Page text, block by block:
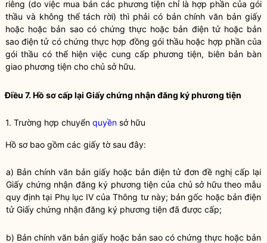
riêng (do việc mua bán các phương tiện chỉ là hợp phần của gói
thầu và không thể tách rời) thì phải có bản chính văn bản giấy
hoặc hoặc bản sao có chứng thực hoặc bản điện tử hoặc bản
sao điện tử có chứng thực hợp đồng gói thầu hoặc hợp phần của
gói thầu có thể hiện việc cung cấp phương tiện, biên bản bàn
giao phương tiện cho chủ sở hữu.
Điều 7. Hồ sơ cấp lại Giấy chứng nhận đăng ký phương tiện
1. Trường hợp chuyển quyền sở hữu
Hồ sơ bao gồm các giấy tờ sau đây:
a) Bản chính văn bản giấy hoặc bản điện tử đơn đề nghị cấp lại
Giấy chứng nhận đăng ký phương tiện của chủ sở hữu theo mẫu
quy định tại Phụ lục IV của Thông tư này; bản gốc hoặc bản điện
tử Giấy chứng nhận đăng ký phương tiện đã được cấp;
b) Bản chính văn bản giấy hoặc bản sao có chứng thực hoặc bản